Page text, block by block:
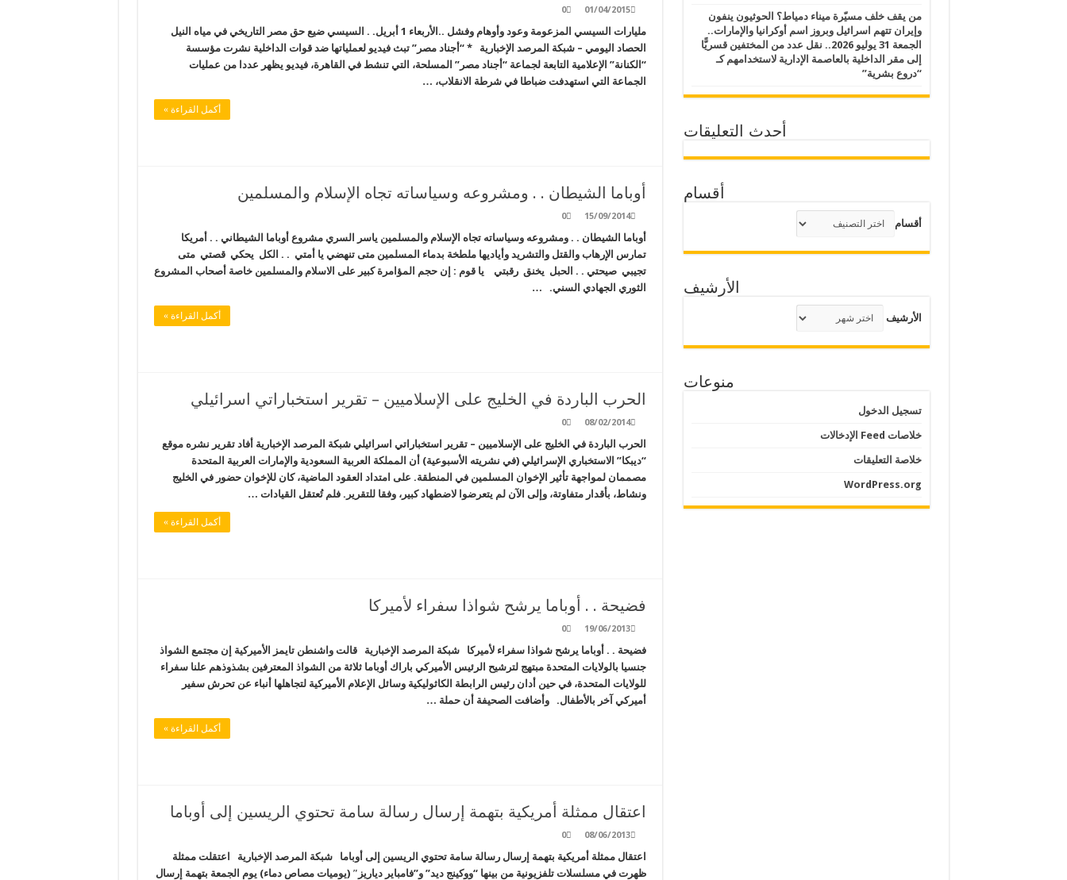
01/04/2015
0
مليارات السيسي المزعومة وعود وأوهام وفشل ..الأربعاء 1 أبريل. . السيسي ضيع حق مصر التاريخي في مياه النيل
الحصاد اليومي – شبكة المرصد الإخبارية * “أجناد مصر” تبث فيديو لعملياتها ضد قوات الداخلية نشرت مؤسسة
“الكنانة” الإعلامية التابعة لجماعة “أجناد مصر” المسلحة، التي تنشط في القاهرة، فيديو يظهر عددا من عمليات
الجماعة التي استهدفت ضباطا في شرطة الانقلاب، …
أكمل القراءة »
أوباما الشيطان . . ومشروعه وسياساته تجاه الإسلام والمسلمين
15/09/2014
0
أوباما الشيطان . . ومشروعه وسياساته تجاه الإسلام والمسلمين ياسر السري مشروع أوباما الشيطاني . . أمريكا
تمارس الإرهاب والقتل والتشريد وأياديها ملطخة بدماء المسلمين متى تنهضي يا أمتي . . الكل يحكي قصتي متى
تجيبي صيحتي . . الحبل يخنق رقبتي يا قوم : إن حجم المؤامرة كبير على الاسلام والمسلمين خاصة أصحاب المشروع
الثوري الجهادي السني. …
أكمل القراءة »
الحرب الباردة في الخليج على الإسلاميين – تقرير استخباراتي اسرائيلي
08/02/2014
0
الحرب الباردة في الخليج على الإسلاميين – تقرير استخباراتي اسرائيلي شبكة المرصد الإخبارية أفاد تقرير نشره موقع
“ديبكا” الاستخباري الإسرائيلي (في نشريته الأسبوعية) أن المملكة العربية السعودية والإمارات العربية المتحدة
مصممان لمواجهة تأثير الإخوان المسلمين في المنطقة. على امتداد العقود الماضية، كان للإخوان حضور في الخليج
ونشاط، بأقدار متفاوتة، وإلى الآن لم يتعرضوا لاضطهاد كبير، وفقا للتقرير. فلم تُعتقل القيادات …
أكمل القراءة »
فضيحة . . أوباما يرشح شواذا سفراء لأميركا
19/06/2013
0
فضيحة . . أوباما يرشح شواذا سفراء لأميركا شبكة المرصد الإخبارية قالت واشنطن تايمز الأميركية إن مجتمع الشواذ
جنسيا بالولايات المتحدة مبتهج لترشيح الرئيس الأميركي باراك أوباما ثلاثة من الشواذ المعترفين بشذوذهم علنا سفراء
للولايات المتحدة، في حين أدان رئيس الرابطة الكاثوليكية وسائل الإعلام الأميركية لتجاهلها أنباء عن تحرش سفير
أميركي آخر بالأطفال. وأضافت الصحيفة أن حملة …
أكمل القراءة »
اعتقال ممثلة أمريكية بتهمة إرسال رسالة سامة تحتوي الريسين إلى أوباما
08/06/2013
0
اعتقال ممثلة أمريكية بتهمة إرسال رسالة سامة تحتوي الريسين إلى أوباما شبكة المرصد الإخبارية اعتقلت ممثلة
ظهرت في مسلسلات تلفزيونية من بينها “ووكينج ديد” و”فامباير دياريز″ (يوميات مصاص دماء) يوم الجمعة بتهمة إرسال
من يقف خلف مسيّرة ميناء دمياط؟ الحوثيون ينفون
وإيران تتهم اسرائيل وبروز اسم أوكرانيا والإمارات..
الجمعة 31 يوليو 2026.. نقل عدد من المختفين قسريًّا
إلى مقر الداخلية بالعاصمة الإدارية لاستخدامهم كـ
“دروع بشرية”
أحدث التعليقات
أقسام
أقسام
الأرشيف
الأرشيف
منوعات
تسجيل الدخول
خلاصات Feed الإدخالات
خلاصة التعليقات
WordPress.org